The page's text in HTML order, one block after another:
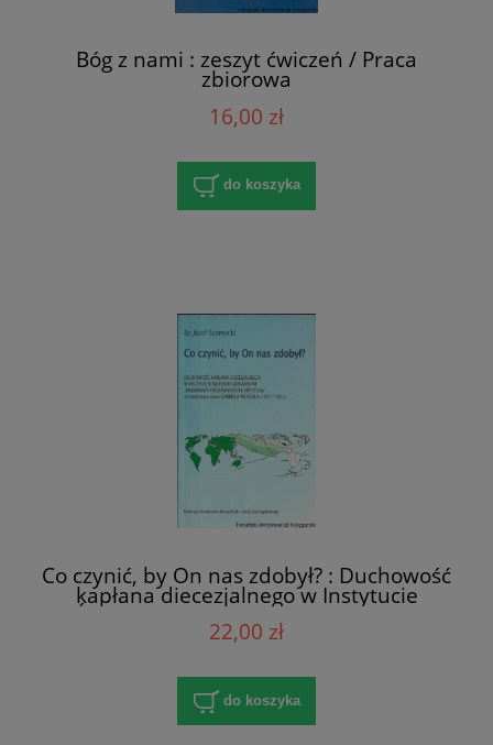
Bóg z nami : zeszyt ćwiczeń / Praca
zbiorowa
16,00 zł
do koszyka
Co czynić, by On nas zdobył? : Duchowość
kapłana diecezjalnego w Instytucie
Świeckim Kapłańskim : "Misjonarzy
Królewskości Chrystusa" na podstawie
Józef Szamocki
22,00 zł
do koszyka